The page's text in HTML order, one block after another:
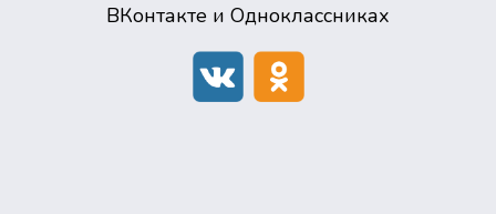
ВКонтакте и Одноклассниках